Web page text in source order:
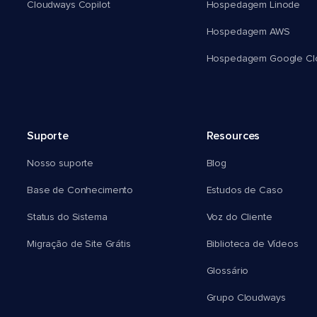
Cloudways Copilot Hospedagem Linode
Hospedagem AWS
Hospedagem Google
Suporte
Nosso suporte
Base de Conhecimento
Status do Sistema
Migração de Site Grátis
Resources
Blog
Estudos de Caso
Voz do Cliente
Biblioteca de Vídeos
Glossário
Grupo Cloudways